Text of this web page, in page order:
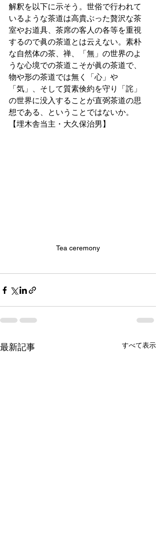
解釈を以下に示そう。世俗で行われて
いるような茶道は高貴ぶった贅沢な茶
室やお道具、茶席の客人の各等を重視
するので眞の茶道とは云えない。素朴
な自然体の茶、禅、「無」の世界のよ
うな心境での茶道こそが眞の茶道で、
物や形の茶道では無く「心」や
「気」、そして質素倹約を守り「詫」
の世界に没入することが直弼茶道の思
想である、ということではないか。
【埋木舎当主・大久保治男】
Tea ceremony
最新記事 すべて表示